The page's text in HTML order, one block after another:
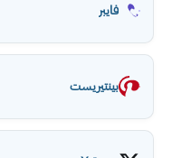
فايبر
بينتيريست